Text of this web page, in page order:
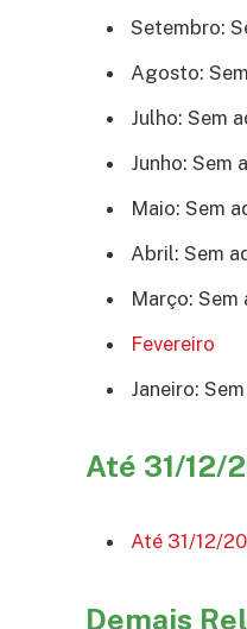
Setembro:
Agosto:
Julho: Sem
Junho: Sem
Maio: Sem
Abril: Sem
Março: Sem
Fevereiro
Janeiro:
Até 31/12/
Até 31/12/
Demais